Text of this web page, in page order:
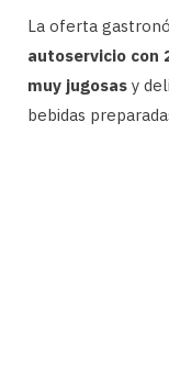
La oferta
autoservicio con
muy jugosas y
bebidas